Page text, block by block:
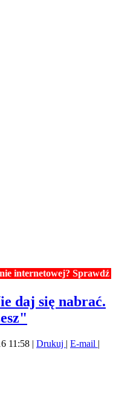
Sprawdź ceny
daj się nabrać.
11:58 | Drukuj | E-mail |